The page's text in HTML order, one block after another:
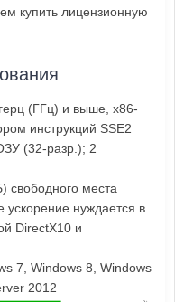
купить лицензионную
(ГГц) и выше, x86-
инструкций SSE2
(32-разр.); 2
свободного места
нуждается в
DirectX10 и
7, Windows 8, Windows
2012